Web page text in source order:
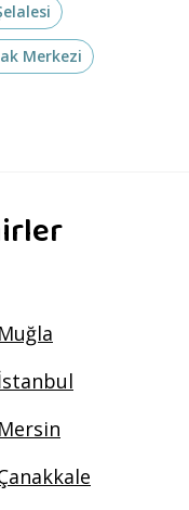
Merkezi
Muğla
Mersin